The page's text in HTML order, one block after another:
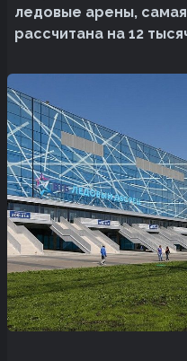
ледовые арены,
рассчитана на 12